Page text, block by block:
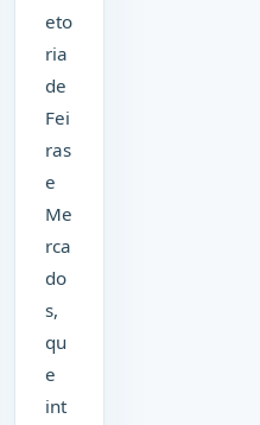
eto
ria
de
Fei
ras
e
Me
rca
do
s,
qu
e
int